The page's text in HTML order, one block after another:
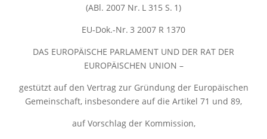
(ABl. 2007 Nr. L 315 S. 1)
EU-Dok.-Nr. 3 2007 R 1370
DAS EUROPÄISCHE PARLAMENT UND DER RAT DER
EUROPÄISCHEN UNION –
gestützt auf den Vertrag zur Gründung der Europäischen
Gemeinschaft, insbesondere auf die Artikel 71 und 89,
auf Vorschlag der Kommission,